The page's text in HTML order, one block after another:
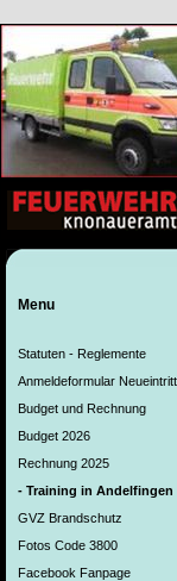
Menu
Statuten - Reglemente
Anmeldeformular Neueintritt
Budget und Rechnung
Budget 2026
Rechnung 2025
- Training in Andelfingen
GVZ Brandschutz
Fotos Code 3800
Facebook Fanpage